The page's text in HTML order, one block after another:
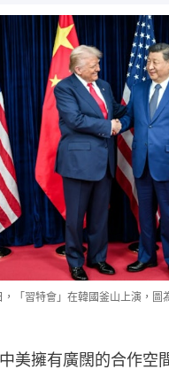
「習特會」在韓國釜山上演，圖
美擁有廣闊的合作空